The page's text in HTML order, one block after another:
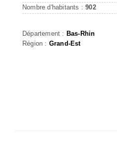
Nombre d'habitants :902
Département : Bas-Rhin
Région : Grand-Est